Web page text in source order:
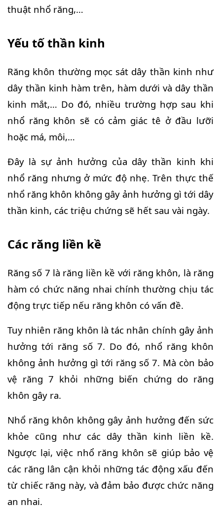
thuật nhổ răng,…
Yếu tố thần kinh
Răng khôn thường mọc sát dây thần kinh như
dây thần kinh hàm trên, hàm dưới và dây thần
kinh mắt,… Do đó, nhiều trường hợp sau khi
nhổ răng khôn sẽ có cảm giác tê ở đầu lưỡi
hoặc má, môi,…
Đây là sự ảnh hưởng của dây thần kinh khi
nhổ răng nhưng ở mức độ nhẹ. Trên thực thế
nhổ răng khôn không gây ảnh hưởng gì tới dây
thần kinh, các triệu chứng sẽ hết sau vài ngày.
Các răng liền kề
Răng số 7 là răng liền kề với răng khôn, là răng
hàm có chức năng nhai chính thường chịu tác
động trực tiếp nếu răng khôn có vấn đề.
Tuy nhiên răng khôn là tác nhân chính gây ảnh
hưởng tới răng số 7. Do đó, nhổ răng khôn
không ảnh hưởng gì tới răng số 7. Mà còn bảo
vệ răng 7 khỏi những biến chứng do răng
khôn gây ra.
Nhổ răng khôn không gây ảnh hưởng đến sức
khỏe cũng như các dây thần kinh liền kề.
Ngược lại, việc nhổ răng khôn sẽ giúp bảo vệ
các răng lân cận khỏi những tác động xấu đến
từ chiếc răng này, và đảm bảo được chức năng
an nhai.